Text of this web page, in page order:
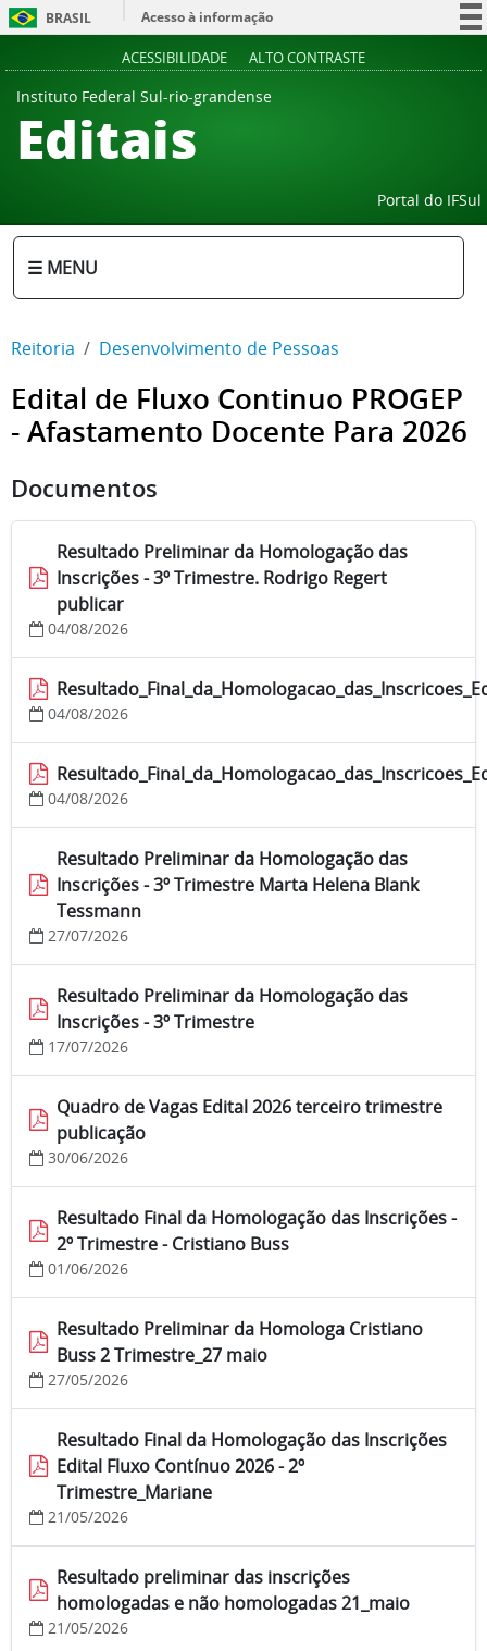
BRASIL
Acesso à informação
ACESSIBILIDADE ALTO CONTRASTE
Instituto Federal Sul-rio-grandense
Editais
Portal do IFSul
☰ MENU
Reitoria Desenvolvimento de Pessoas
Edital de Fluxo Continuo PROGEP
- Afastamento Docente Para 2026
Documentos
Resultado Preliminar da Homologação das
Inscrições - 3º Trimestre. Rodrigo Regert
publicar
04/08/2026
04/08/2026
04/08/2026
Resultado Preliminar da Homologação das
Inscrições - 3º Trimestre Marta Helena Blank
Tessmann
27/07/2026
Resultado Preliminar da Homologação das
Inscrições - 3º Trimestre
17/07/2026
Quadro de Vagas Edital 2026 terceiro trimestre
publicação
30/06/2026
Resultado Final da Homologação das Inscrições -
2º Trimestre - Cristiano Buss
01/06/2026
Resultado Preliminar da Homologa Cristiano
Buss 2 Trimestre_27 maio
27/05/2026
Resultado Final da Homologação das Inscrições
Edital Fluxo Contínuo 2026 - 2º
Trimestre_Mariane
21/05/2026
Resultado preliminar das inscrições
homologadas e não homologadas 21_maio
21/05/2026